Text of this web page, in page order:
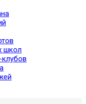
школ